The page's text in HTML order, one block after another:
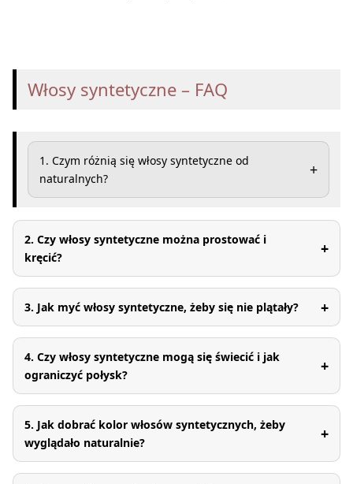
Włosy syntetyczne – FAQ
1. Czym różnią się włosy syntetyczne od
naturalnych?
+
2. Czy włosy syntetyczne można prostować i
kręcić?
+
3. Jak myć włosy syntetyczne, żeby się nie plątały? +
4. Czy włosy syntetyczne mogą się świecić i jak
ograniczyć połysk?
+
5. Jak dobrać kolor włosów syntetycznych, żeby
wyglądało naturalnie?
+